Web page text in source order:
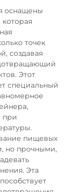
оснащены
точек
создавая
Этот
специальный
при
пищевых
но прочными,
Эта